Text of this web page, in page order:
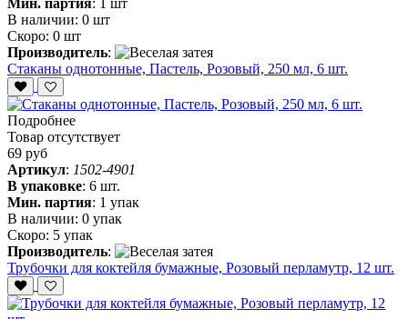
Мин. партия: 1 шт
В наличии: 0 шт
Скоро: 0 шт
Производитель:
Стаканы однотонные, Пастель, Розовый, 250 мл, 6 шт.
Подробнее
Товар отсутствует
69 руб
Артикул: 1502-4901
В упаковке: 6 шт.
Мин. партия: 1 упак
В наличии: 0 упак
Скоро: 5 упак
Производитель:
Трубочки для коктейля бумажные, Розовый перламутр, 12 шт.